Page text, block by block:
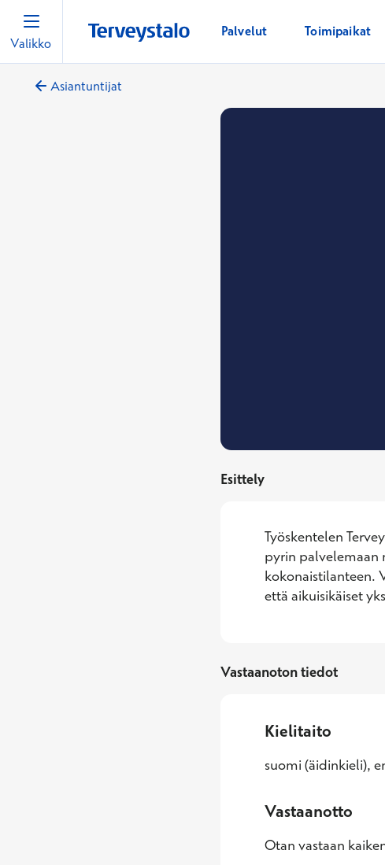
Valikko
Palvelut Toimipaikat
Asiantuntijat
Esittely
Työskentelen
pyrin palvelemaan
kokonaistilanteen.
että aikuisikäiset
Vastaanoton tiedot
Kielitaito
suomi (äidinkieli),
Vastaanotto
Otan vastaan